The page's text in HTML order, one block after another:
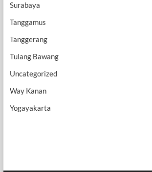
Surabaya
Tanggamus
Tanggerang
Tulang Bawang
Uncategorized
Way Kanan
Yogayakarta